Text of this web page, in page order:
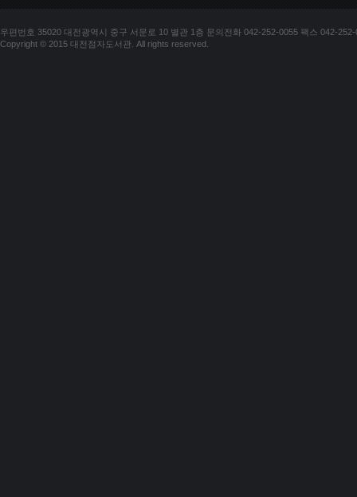
우편번호 35020 대전광역시 중구 서문로 10 별관 1층 문의전화 042-252-0055 팩스 042-252-
Copyright © 2015 대전점자도서관. All rights reserved.